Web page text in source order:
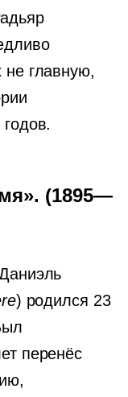
главную,
(1895—
) родился 23
перенёс